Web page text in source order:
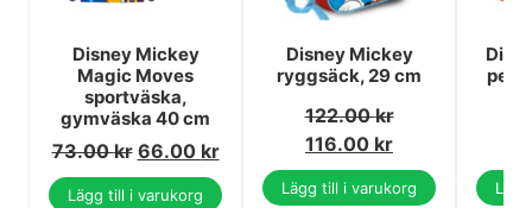
Disney Mickey
Magic Moves
sportväska,
gymväska 40 cm
73.00kr 66.00 kr
Lägg till i varukorg
Disney Mickey
ryggsäck, 29 cm
122.00kr
116.00 kr
Lägg till i varukorg